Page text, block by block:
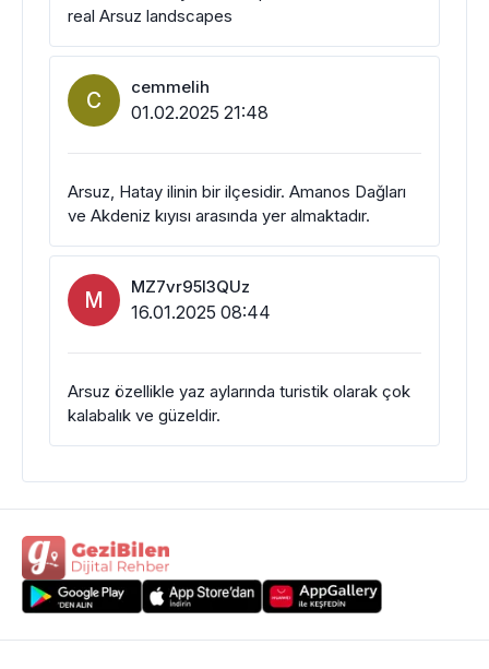
real Arsuz landscapes
C cemmelih
01.02.2025 21:48
Arsuz, Hatay ilinin bir ilçesidir. Amanos Dağları
ve Akdeniz kıyısı arasında yer almaktadır.
M MZ7vr95I3QUz
16.01.2025 08:44
Arsuz özellikle yaz aylarında turistik olarak çok
kalabalık ve güzeldir.